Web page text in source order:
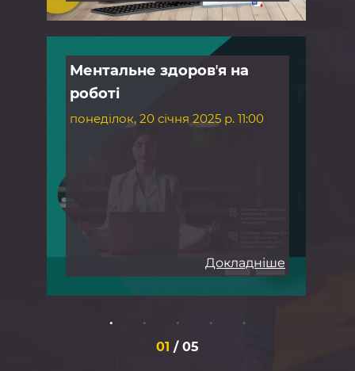
Ментальне здоровʼя на
роботі
понеділок, 20 січня 2025 р. 11:00
Докладніше
01 / 05